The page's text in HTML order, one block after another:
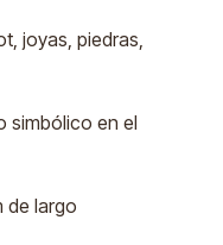
joyas, piedras,
simbólico en el
de largo